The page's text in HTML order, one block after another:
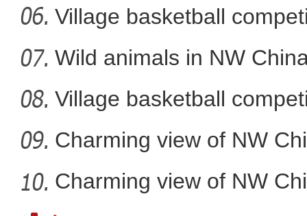
Village basketball
Wild animals in NW
Village basketball
Charming view of NW
Charming view of NW